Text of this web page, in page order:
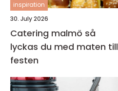
inspiration
30. July 2026
Catering malmö så
lyckas du med maten till
festen